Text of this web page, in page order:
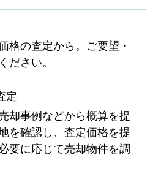
格の査定から。ご要望・
ださい。
定
却事例などから概算を提
を確認し、査定価格を提
要に応じて売却物件を調